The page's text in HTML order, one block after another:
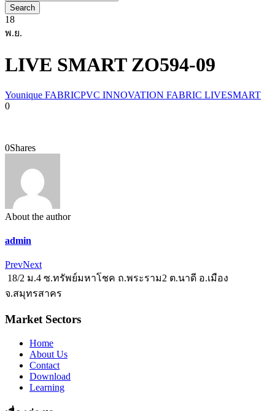
18
พ.ย.
LIVE SMART ZO594-09
Younique FABRICPVC INNOVATION FABRIC LIVESMART
0
0Shares
About the author
admin
PrevNext
18/2 ม.4 ซ.ทรัพย์มหาโชค ถ.พระราม2 ต.นาดี อ.เมือง
จ.สมุทรสาคร
Market Sectors
Home
About Us
Contact
Download
Learning